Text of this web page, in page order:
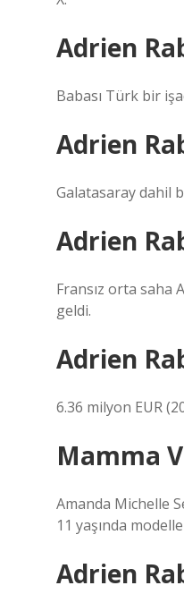
Adrien
Babası Türk bir
Adrien
Galatasaray dahil
Adrien
Fransız orta saha
geldi.
Adrien
6.36 milyon EUR
Mamma
Amanda Michelle
11 yaşında
Adrien